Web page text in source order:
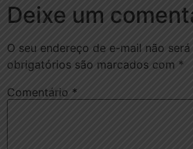
Deixe um
O seu endereço de e-mail não
obrigatórios são marcados com *
Comentário *